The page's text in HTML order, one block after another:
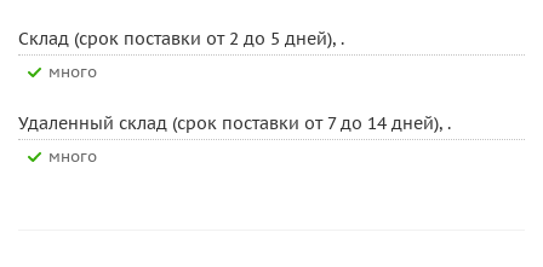
Склад (срок поставки от 2 до 5 дней), .
Много
Удаленный склад (срок поставки от 7 до 14 дней), .
Много